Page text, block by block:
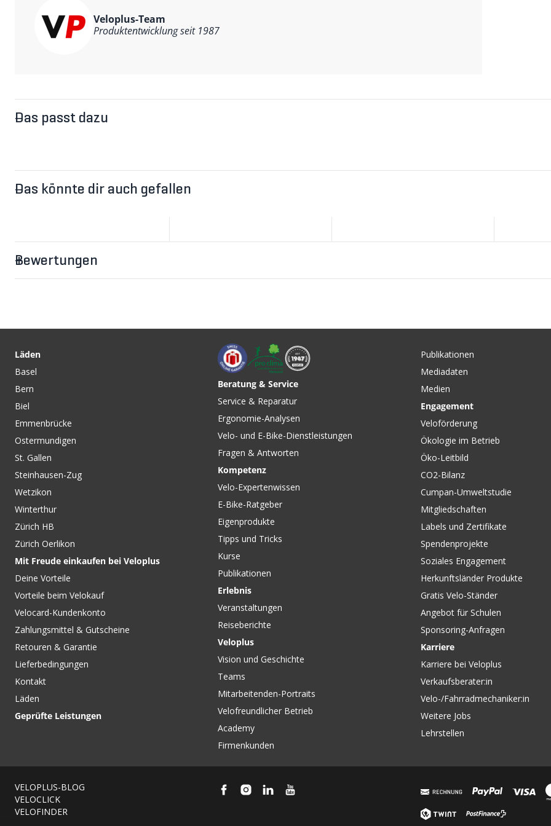
Veloplus-Team
Produktentwicklung seit 1987
Das passt dazu
Lenkeradapter / schwarz
Das könnte dir auch gefallen
CHF 25.90
KLICK-FIX Lenkerhalterung /
schwarz von KLICKFIX
CHF 6.90
KLICK-FIX 318 BRIDEN für
Lenkerhalterungen von
KLICKFIX
HANDLEBAR-PACK FLEX
Gepäckrolle Lenker Black
Matt von ORTLIEB
Bewertungen
Läden
Basel
Bern
Biel
Emmenbrücke
Ostermundigen
St. Gallen
Steinhausen-Zug
Wetzikon
Winterthur
Zürich HB
Zürich Oerlikon
Mit Freude einkaufen bei Veloplus
Deine Vorteile
Vorteile beim Velokauf
Velocard-Kundenkonto
Zahlungsmittel & Gutscheine
Retouren & Garantie
Lieferbedingungen
Kontakt
Läden
Geprüfte Leistungen
Beratung & Service
Service & Reparatur
Ergonomie-Analysen
Velo- und E-Bike-Dienstleistungen
Fragen & Antworten
Kompetenz
Velo-Expertenwissen
E-Bike-Ratgeber
Eigenprodukte
Tipps und Tricks
Kurse
Publikationen
Erlebnis
Veranstaltungen
Reiseberichte
Veloplus
Vision und Geschichte
Teams
Mitarbeitenden-Portraits
Velofreundlicher Betrieb
Academy
Firmenkunden
Publikationen
Mediadaten
Medien
Engagement
Veloförderung
Ökologie im Betrieb
Öko-Leitbild
CO2-Bilanz
Cumpan-Umweltstudie
Mitgliedschaften
Labels und Zertifikate
Spendenprojekte
Soziales Engagement
Herkunftsländer Produkte
Gratis Velo-Ständer
Angebot für Schulen
Sponsoring-Anfragen
Karriere
Karriere bei Veloplus
Verkaufsberater:in
Velo-/Fahrradmechaniker:in
Weitere Jobs
Lehrstellen
VELOPLUS-BLOG
VELOCLICK
VELOFINDER